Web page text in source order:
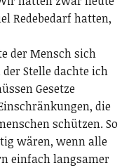
Redebedarf hatten,
der Mensch sich
Stelle dachte ich
Gesetze
die
schützen. So
wären, wenn alle
einfach langsamer